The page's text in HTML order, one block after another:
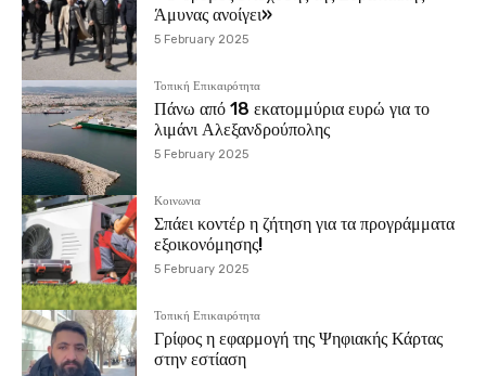
Άμυνας ανοίγει»
5 February 2025
Τοπική Επικαιρότητα
Πάνω από 18 εκατομμύρια ευρώ για το
λιμάνι Αλεξανδρούπολης
5 February 2025
Κοινωνια
Σπάει κοντέρ η ζήτηση για τα προγράμματα
εξοικονόμησης!
5 February 2025
Τοπική Επικαιρότητα
Γρίφος η εφαρμογή της Ψηφιακής Κάρτας
στην εστίαση